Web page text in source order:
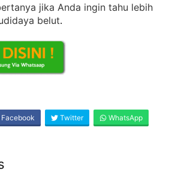
jika Anda ingin tahu lebih
belut.
Facebook Twitter WhatsApp